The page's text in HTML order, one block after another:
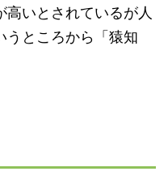
いとされているが人
うところから「猿知